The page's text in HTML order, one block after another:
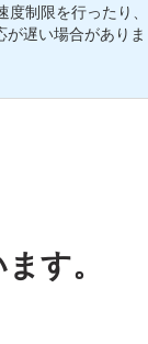
制限を行ったり、
が遅い場合がありま
す。